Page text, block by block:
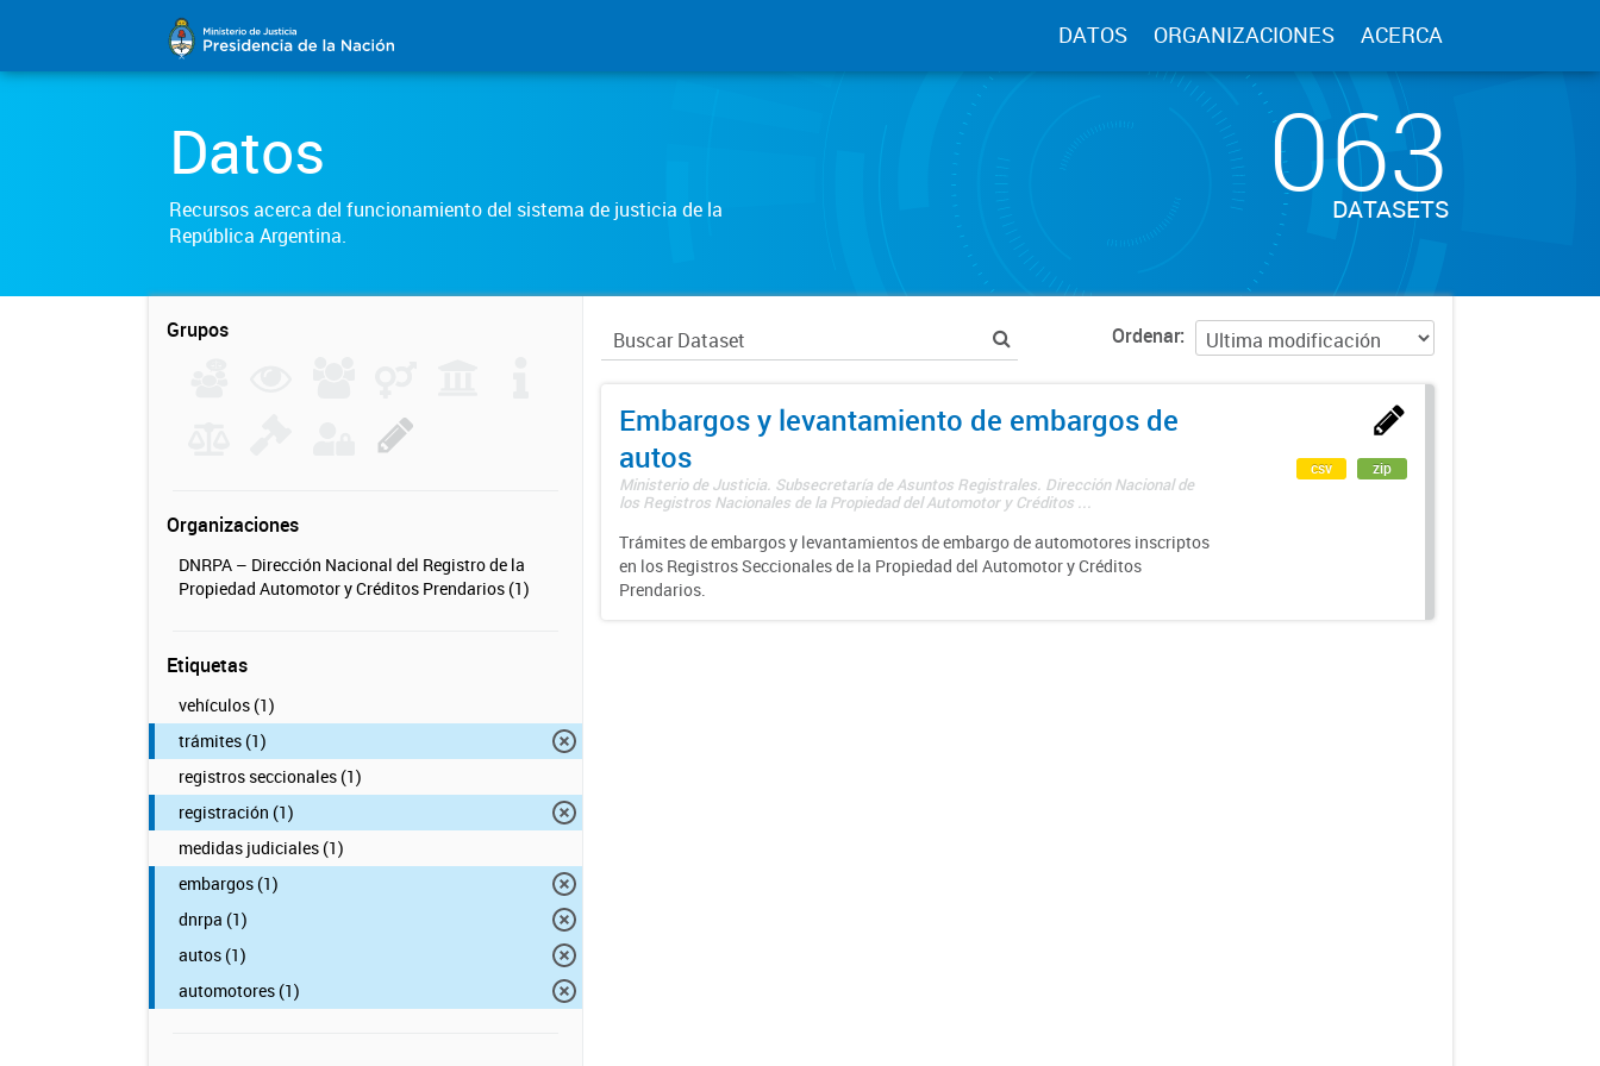
DATOS ORGANIZACIONES ACERCA
Datos
Recursos acerca del funcionamiento del sistema de justicia de la
República Argentina.
063
DATASETS
Grupos
Organizaciones
DNRPA – Dirección Nacional del Registro de la
Propiedad Automotor y Créditos Prendarios (1)
Etiquetas
vehículos (1)
trámites (1)
registros seccionales (1)
registración (1)
medidas judiciales (1)
embargos (1)
dnrpa (1)
autos (1)
automotores (1)
Ordenar
Embargos y levantamiento de embargos de
autos
Ministerio de Justicia. Subsecretaría de Asuntos Registrales. Dirección Nacional de
los Registros Nacionales de la Propiedad del Automotor y Créditos ...
Trámites de embargos y levantamientos de embargo de automotores inscriptos
en los Registros Seccionales de la Propiedad del Automotor y Créditos
Prendarios.
csv zip